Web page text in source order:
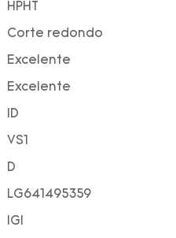
HPHT
Corte redondo
Excelente
Excelente
ID
VS1
D
LG641495359
IGI